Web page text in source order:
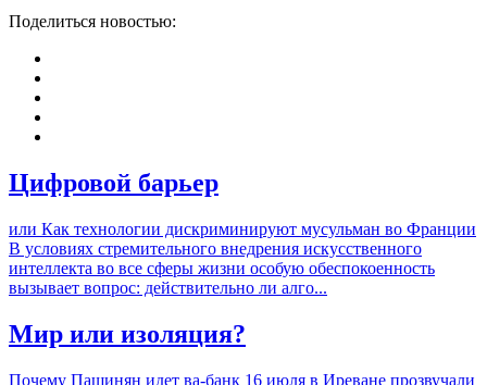
Поделиться новостью:
Цифровой барьер
или Как технологии дискриминируют мусульман во Франции
В условиях стремительного внедрения искусственного
интеллекта во все сферы жизни особую обеспокоенность
вызывает вопрос: действительно ли алго...
Мир или изоляция?
Почему Пашинян идет ва-банк 16 июля в Иреване прозвучали